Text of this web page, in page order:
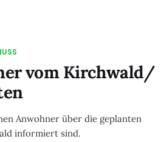
vom Kirchwald/
Anwohner über die geplanten
informiert sind.